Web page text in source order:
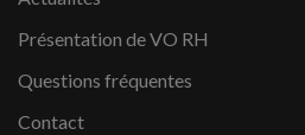
Présentation de VO RH
Questions fréquentes
Contact